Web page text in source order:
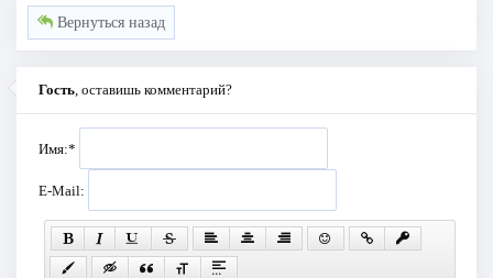
Вернуться назад
Гость, оставишь комментарий?
Имя:*
E-Mail: